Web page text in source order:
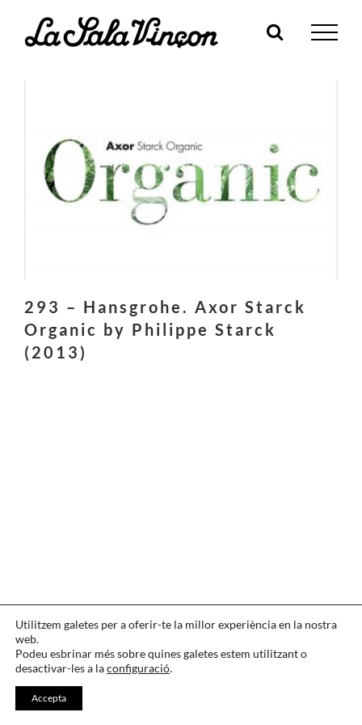
293 – Hansgrohe. Axor Starck
Organic by Philippe Starck
(2013)
CONTACTAR·IDIOMA·AGRAÏMENTS
LEGAL
COOKIES · PRIVACITAT
Utilitzem galetes per a oferir-te la millor experiència en la nostra
web.
Podeu esbrinar més sobre quines galetes estem utilitzant o
desactivar-les a laconfiguració.
Accepta